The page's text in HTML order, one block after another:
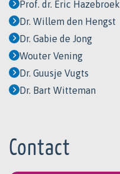
Prof. dr. Eric Hazebroek
Dr. Willem den Hengst
Dr. Gabie de Jong
Wouter Vening
Dr. Guusje Vugts
Dr. Bart Witteman
Contact